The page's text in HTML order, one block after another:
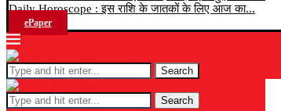
Daily Horoscope : इस राशि के जातकों के लिए आज का...
ePaper
Search
Search